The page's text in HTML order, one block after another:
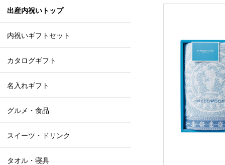
出産内祝いトップ
内祝いギフトセット
カタログギフト
名入れギフト
グルメ・食品
スイーツ・ドリンク
タオル・寝具